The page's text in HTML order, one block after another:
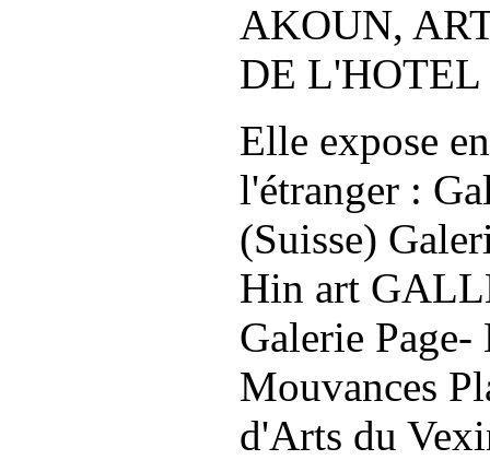
AKOUN,
DE L'HOTEL
Elle expose
l'étranger :
(Suisse)
Hin art
Galerie
Mouvances
d'Arts du